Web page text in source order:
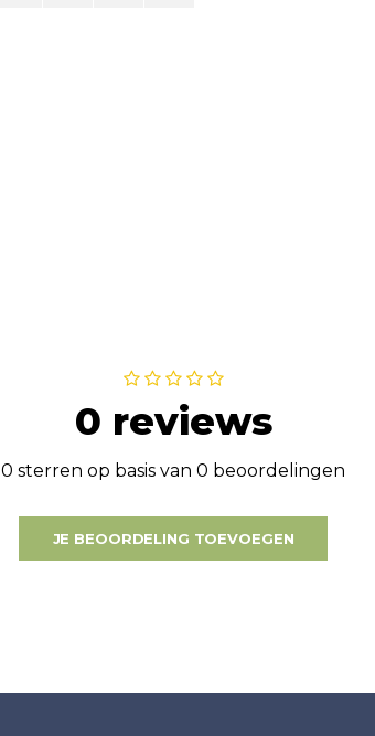
0 reviews
0 sterren op basis van 0 beoordelingen
JE BEOORDELING TOEVOEGEN